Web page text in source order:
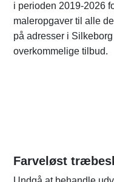
i perioden 2019-2026
maleropgaver til alle
på adresser i
overkommelige tilbud.
Farveløst